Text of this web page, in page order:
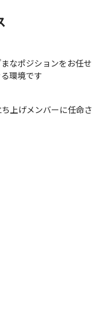
なポジションをお任せ
環境です
上げメンバーに任命さ